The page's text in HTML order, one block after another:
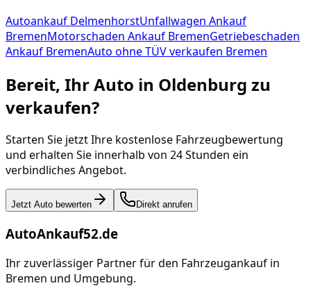
Autoankauf DelmenhorstUnfallwagen Ankauf
BremenMotorschaden Ankauf BremenGetriebeschaden
Ankauf BremenAuto ohne TÜV verkaufen Bremen
Bereit, Ihr Auto in Oldenburg zu
verkaufen?
Starten Sie jetzt Ihre kostenlose Fahrzeugbewertung
und erhalten Sie innerhalb von 24 Stunden ein
verbindliches Angebot.
Jetzt Auto bewerten Direkt anrufen
AutoAnkauf52.de
Ihr zuverlässiger Partner für den Fahrzeugankauf in
Bremen und Umgebung.